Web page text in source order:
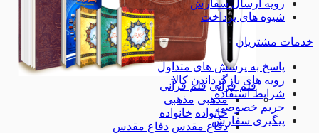
قلم قرآنی قلم قرآنی
مذهبی مذهبی
خانواده خانواده
دفاع مقدس دفاع مقدس
رویه ارسال سفارش
شیوه های پرداخت
خدمات مشتریان
پاسخ به پرسش های متداول
رویه های بازگرداندن کالا
شرایط استفاده
حریم خصوصی
پیگیری سفارش